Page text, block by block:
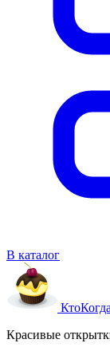
В каталог
КтоКогда
Красивые